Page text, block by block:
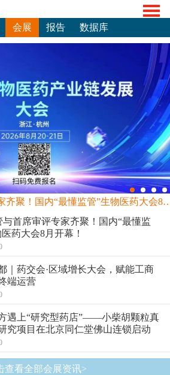
会展 报告 数据库
20+监管与首席审评专家齐聚！国内“最
与首席审评专家齐聚！国内“最懂监
药大会8月开幕！
｜药交会·区域增长大会，赋能工商
端运营
遇上“研究型药店”——小柴胡颗粒真
究项目在北京同仁堂佛山连锁启动
查看全部会展资讯>